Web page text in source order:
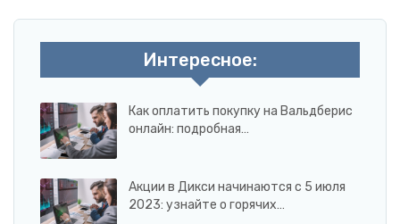
Интересное:
Как оплатить покупку на Вальдберис
онлайн: подробная…
Акции в Дикси начинаются с 5 июля
2023: узнайте о горячих…